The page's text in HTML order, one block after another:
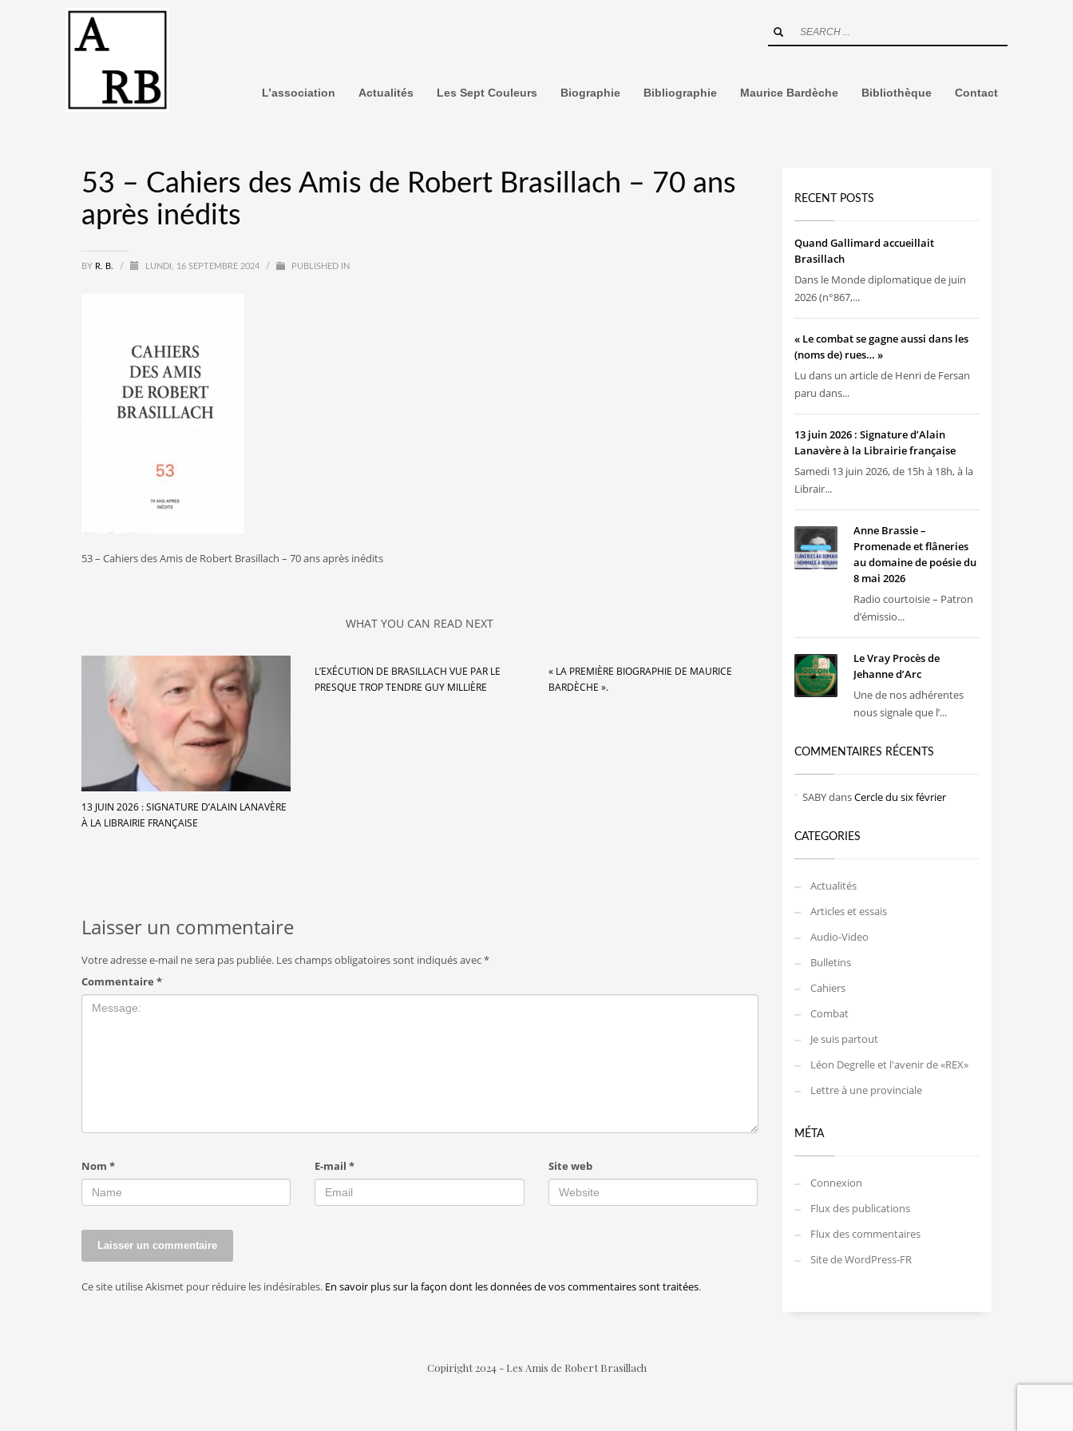
L’association Actualités Les Sept Couleurs Biographie Bibliographie Maurice Bardèche Bibliothèque Contact
53 – Cahiers des Amis de Robert Brasillach – 70 ans
après inédits
BY R. B. / LUNDI, 16 SEPTEMBRE 2024 / PUBLISHED IN
53 – Cahiers des Amis de Robert Brasillach – 70 ans après inédits
WHAT YOU CAN READ NEXT
13 JUIN 2026 : SIGNATURE D’ALAIN LANAVÈRE
À LA LIBRAIRIE FRANÇAISE
L’EXÉCUTION DE BRASILLACH VUE PAR LE
PRESQUE TROP TENDRE GUY MILLIÈRE
« LA PREMIÈRE BIOGRAPHIE DE MAURICE
BARDÈCHE ».
Laisser un commentaire
Votre adresse e-mail ne sera pas publiée. Les champs obligatoires sont indiqués avec*
Commentaire *
Nom * E-mail* Site web
Ce site utilise Akismet pour réduire les indésirables. En savoir plus sur la façon dont les données de vos commentaires sont traitées.
RECENT POSTS
Quand Gallimard accueillait
Brasillach
Dans le Monde diplomatique de juin
2026 (n°867,...
« Le combat se gagne aussi dans les
(noms de) rues… »
Lu dans un article de Henri de Fersan
paru dans...
13 juin 2026 : Signature d’Alain
Lanavère à la Librairie française
Samedi 13 juin 2026, de 15h à 18h, à la
Librair...
Anne Brassie –
Promenade et flâneries
au domaine de poésie du
8 mai 2026
Radio courtoisie – Patron
d’émissio...
Le Vray Procès de
Jehanne d’Arc
Une de nos adhérentes
nous signale que l’...
COMMENTAIRES RÉCENTS
SABYdansCercle du six février
CATEGORIES
Actualités
Articles et essais
Audio-Video
Bulletins
Cahiers
Combat
Je suis partout
Léon Degrelle et l'avenir de «REX»
Lettre à une provinciale
MÉTA
Connexion
Flux des publications
Flux des commentaires
Site de WordPress-FR
Copiright 2024 - Les Amis de Robert Brasillach